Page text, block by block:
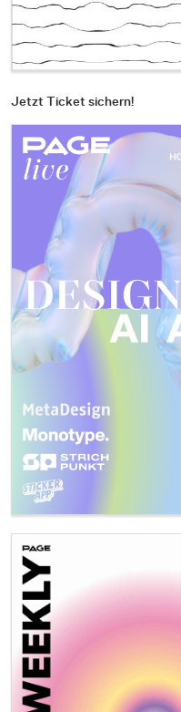
Jetzt Ticket sichern!